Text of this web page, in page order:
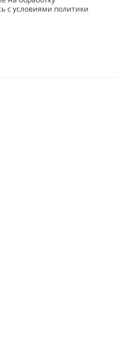
с условиями политики